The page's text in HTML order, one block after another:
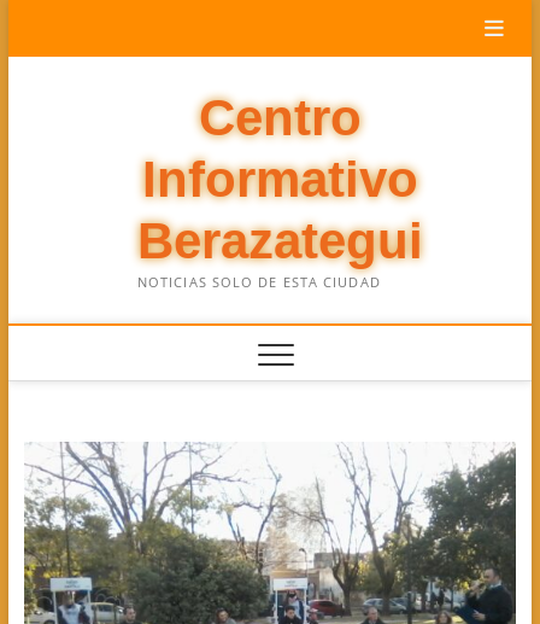
Centro
Informativo
Berazategui
NOTICIAS SOLO DE ESTA CIUDAD